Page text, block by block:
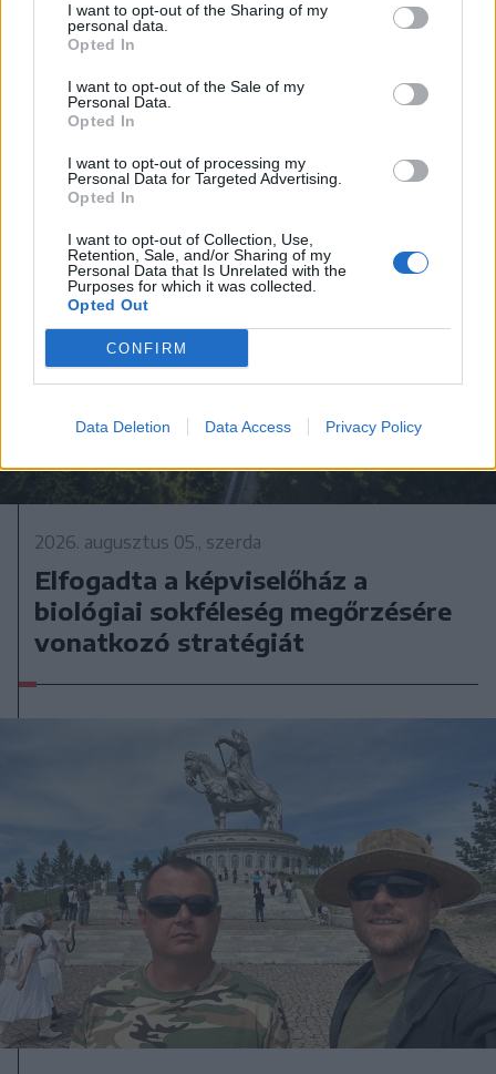
I want to opt-out of the Sharing of my
personal data.
Opted In
I want to opt-out of the Sale of my
Personal Data.
Opted In
I want to opt-out of processing my
Personal Data for Targeted Advertising.
Opted In
I want to opt-out of Collection, Use,
Retention, Sale, and/or Sharing of my
Personal Data that Is Unrelated with the
Purposes for which it was collected.
Opted Out
CONFIRM
Data Deletion Data Access Privacy Policy
Kedden választhatják meg
elnökét
2026. augusztus 05., szerda
Elfogadta a képviselőház a
biológiai sokféleség megőrzésére
vonatkozó stratégiát